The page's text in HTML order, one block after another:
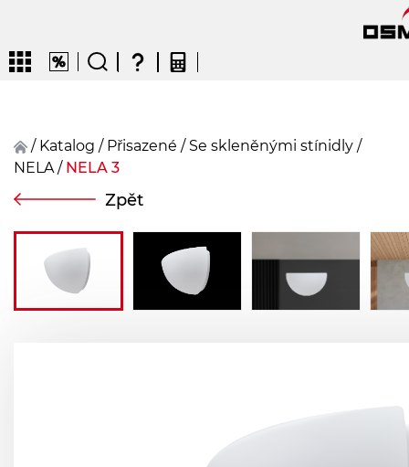
CZENDE FRFIN
/ Katalog / přisazené / Se skleněnými stínidly /
NELA/ NELA 3
Zpět